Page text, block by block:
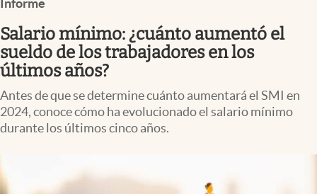
Informe
Salario mínimo: ¿cuánto aumentó el
sueldo de los trabajadores en los
últimos años?
Antes de que se determine cuánto aumentará el SMI en
2024, conoce cómo ha evolucionado el salario mínimo
durante los últimos cinco años.